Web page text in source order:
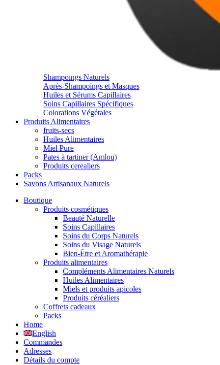
Shampoings Naturels
Après-Shampoings et Masques
Huiles et Sérums Capillaires
Soins Capillaires Spécifiques
Colorations Végétales
Produits Alimentaires
fruits-secs
Huiles Alimentaires
Miel Pure
Pates à tartiner (Amlou)
Produits cerealiers
Packs
Savons Artisanaux Naturels
Boutique
Produits cosmétiques
Beauté Naturelle
Soins Capillaires
Soins du Corps Naturels
Soins du Visage Naturels
Bien-Être et Aromathérapie
Produits alimentaires
Compléments Alimentaires Naturels
Huiles Alimentaires
Miels et produits apicoles
Produits céréaliers
Coffrets cadeaux
Packs
Home
English
Commandes
Adresses
Détails du compte